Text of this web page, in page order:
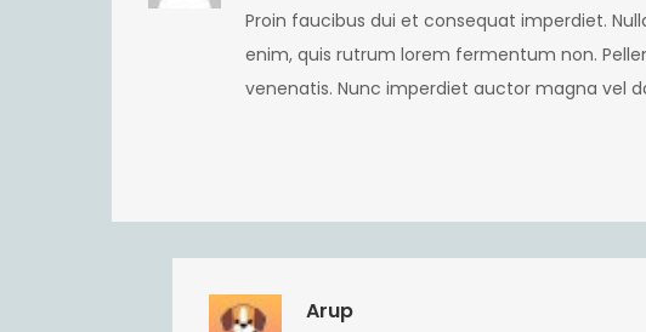
Proin faucibus dui et consequat imperdiet.
enim, quis rutrum lorem fermentum non.
venenatis. Nunc imperdiet auctor magna vel
Arup